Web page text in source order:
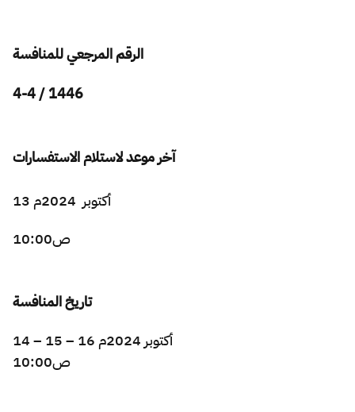
الرقم المرجعي للمنافسة
4-4 / 1446
آخر موعد لاستلام الاستفسارات
13 أكتوبر 2024م
تاريخ المنافسة
14 – 15 – 16 أكتوبر 2024م